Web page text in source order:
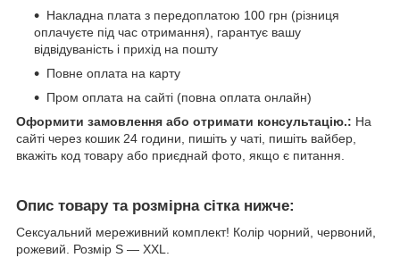
Накладна плата з передоплатою 100 грн (різниця
оплачуєте під час отримання), гарантує вашу
відвідуваність і прихід на пошту
Повне оплата на карту
Пром оплата на сайті (повна оплата онлайн)
Оформити замовлення або отримати консультацію.: На
сайті через кошик 24 години, пишіть у чаті, пишіть вайбер,
вкажіть код товару або приєднай фото, якщо є питання.
Опис товару та розмірна сітка нижче:
Сексуальний мереживний комплект! Колір чорний, червоний,
рожевий. Розмір S — XXL.